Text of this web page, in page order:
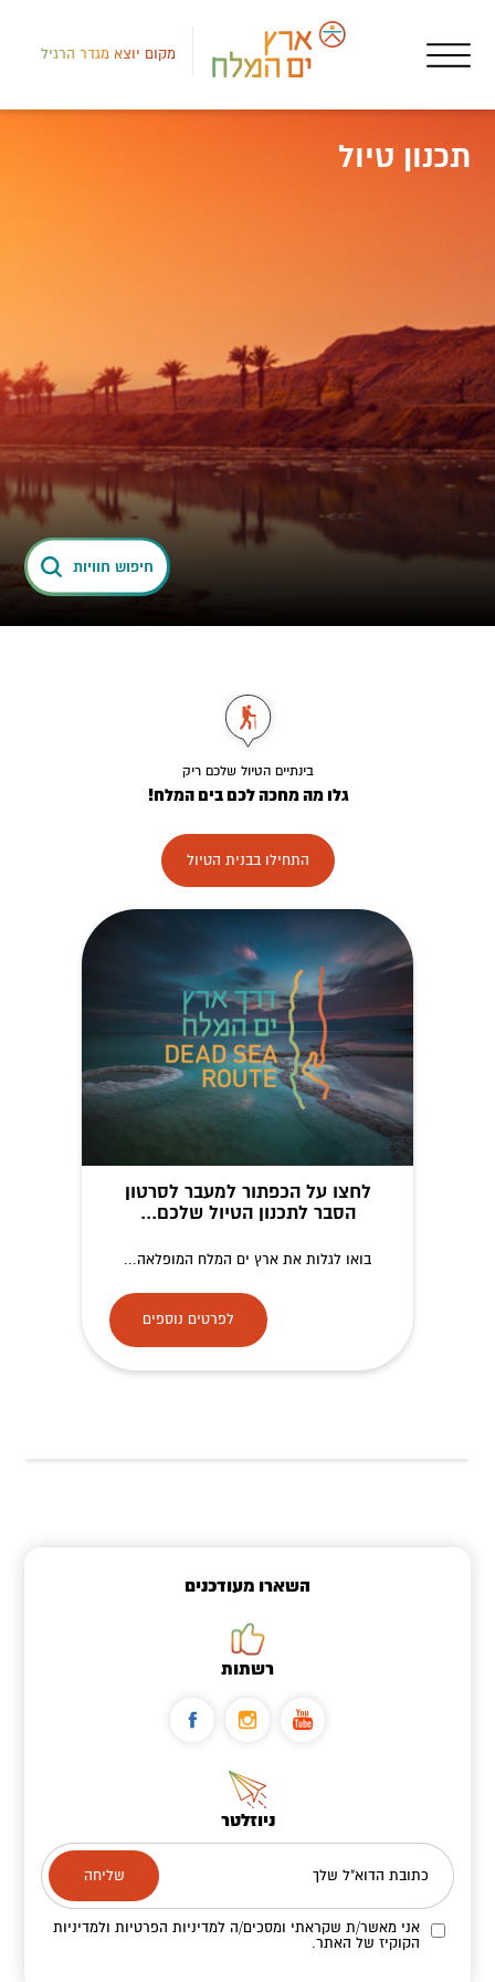
מקום יוצא מגדר הרגיל
תכנון טיול
חיפוש חוויות
בינתיים הטיול שלכם ריק
גלו מה מחכה לכם בים המלח!
התחילו בבנית הטיול
לחצו על הכפתור למעבר לסרטון
הסבר לתכנון הטיול שלכם...
בואו לגלות את ארץ ים המלח המופלאה...
לפרטים נוספים
השארו מעודכנים
רשתות
ניוזלטר
כתובת הדוא"ל שלך
אני מאשר/ת שקראתי ומסכים/הלמדיניות הפרטיות ולמדיניות
הקוקיז של האתר.